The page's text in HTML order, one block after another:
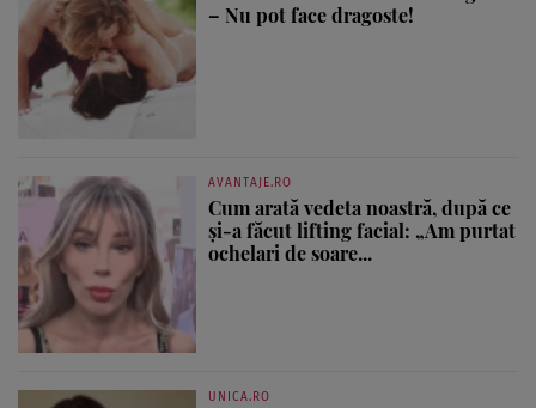
– Nu pot face dragoste!
AVANTAJE.RO
Cum arată vedeta noastră, după ce
și-a făcut lifting facial: „Am purtat
ochelari de soare...
UNICA.RO